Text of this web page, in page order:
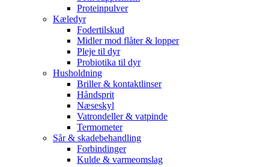
Proteinpulver
Kæledyr
Fodertilskud
Midler mod flåter & lopper
Pleje til dyr
Probiotika til dyr
Husholdning
Briller & kontaktlinser
Håndsprit
Næseskyl
Vatrondeller & vatpinde
Termometer
Sår & skadebehandling
Forbindinger
Kulde & varmeomslag